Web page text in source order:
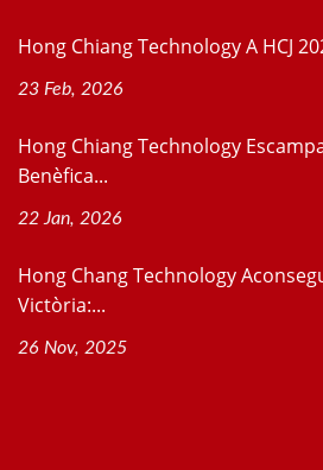
Hong Chiang Technology A HCJ
23 Feb, 2026
Hong Chiang Technology
Benèfica...
22 Jan, 2026
Hong Chang Technology
Victòria:...
26 Nov, 2025